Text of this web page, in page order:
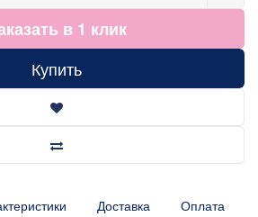
в 1 клик
Купить
Доставка Оплата